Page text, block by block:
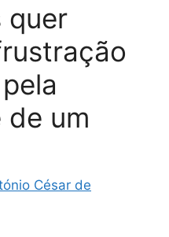
quer
de um
César de